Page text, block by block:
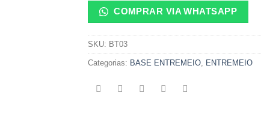
COMPRAR VIA WHATSAPP
SKU: BT03
Categorias: BASE ENTREMEIO, ENTREMEIO